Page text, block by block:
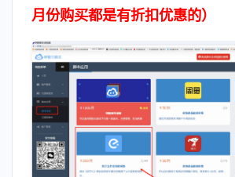
月份购买都是有折扣优惠的）